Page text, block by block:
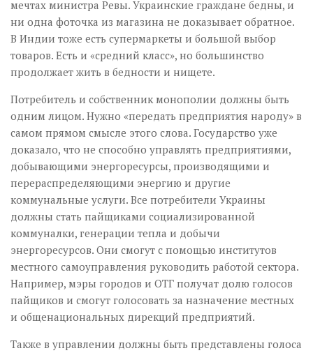
мечтах министра Ревы. Украинские граждане бедны, и
ни одна фоточка из магазина не доказывает обратное.
В Индии тоже есть супермаркеты и большой выбор
товаров. Есть и «средний класс», но большинство
продолжает жить в бедности и нищете.
Потребитель и собственник монополии должны быть
одним лицом. Нужно «передать предприятия народу» в
самом прямом смысле этого слова. Государство уже
доказало, что не способно управлять предприятиями,
добывающими энергоресурсы, производящими и
перераспределяющими энергию и другие
коммунальные услуги. Все потребители Украины
должны стать пайщиками социализированной
коммуналки, генерации тепла и добычи
энергоресурсов. Они смогут с помощью институтов
местного самоуправления руководить работой сектора.
Например, мэры городов и ОТГ получат долю голосов
пайщиков и смогут голосовать за назначение местных
и общенациональных дирекций предприятий.
Также в управлении должны быть представлены голоса